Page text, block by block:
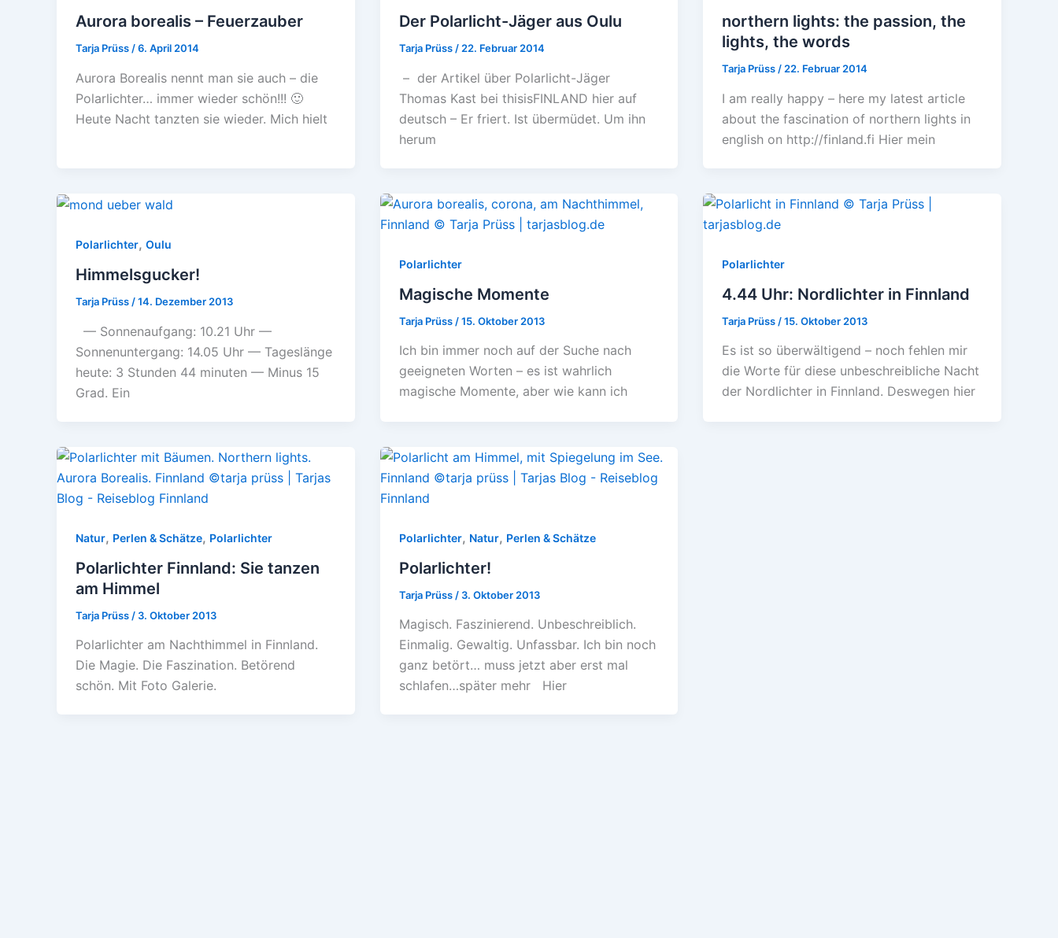
Aurora borealis – Feuerzauber
Tarja Prüss /6. April 2014
Aurora Borealis nennt man sie auch – die
Polarlichter… immer wieder schön!!! 🙂
Heute Nacht tanzten sie wieder. Mich hielt
Der Polarlicht-Jäger aus Oulu
Tarja Prüss / 22. Februar 2014
– der Artikel über Polarlicht-Jäger
Thomas Kast bei thisisFINLAND hier auf
deutsch – Er friert. Ist übermüdet. Um ihn
herum
northern lights: the passion, the
lights, the words
Tarja Prüss / 22. Februar 2014
I am really happy – here my latest article
about the fascination of northern lights in
english on http://finland.fi Hier mein
Polarlichter, Oulu
Himmelsgucker!
Tarja Prüss/14. Dezember 2013
— Sonnenaufgang: 10.21 Uhr —
Sonnenuntergang: 14.05 Uhr — Tageslänge
heute: 3 Stunden 44 minuten — Minus 15
Grad. Ein
Polarlichter
Magische Momente
Tarja Prüss /15. Oktober 2013
Ich bin immer noch auf der Suche nach
geeigneten Worten – es ist wahrlich
magische Momente, aber wie kann ich
Polarlichter
4.44 Uhr: Nordlichter in Finnland
Tarja Prüss /15. Oktober 2013
Es ist so überwältigend – noch fehlen mir
die Worte für diese unbeschreibliche Nacht
der Nordlichter in Finnland. Deswegen hier
Natur, Perlen & Schätze, Polarlichter
Polarlichter Finnland: Sie tanzen
am Himmel
Tarja Prüss / 3. Oktober 2013
Polarlichter am Nachthimmel in Finnland.
Die Magie. Die Faszination. Betörend
schön. Mit Foto Galerie.
Polarlichter, Natur, Perlen & Schätze
Polarlichter!
Tarja Prüss / 3. Oktober 2013
Magisch. Faszinierend. Unbeschreiblich.
Einmalig. Gewaltig. Unfassbar. Ich bin noch
ganz betört… muss jetzt aber erst mal
schlafen…später mehr Hier